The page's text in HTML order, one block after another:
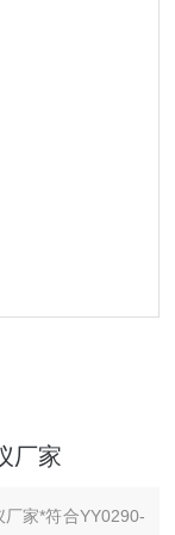
厂家
厂家*符合YY0290-